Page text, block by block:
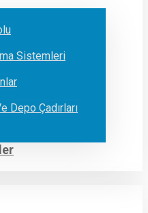
Sistemleri
Depo Çadırları